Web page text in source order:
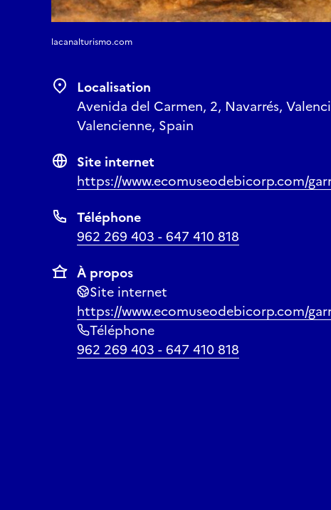
lacanalturismo.com
Localisation
Avenida del Carmen, 2, Navarrés,
Valencienne, Spain
Site internet
https://www.ecomuseodebicorp.com/
Téléphone
962 269 403 - 647 410 818
À propos
Site internet
https://www.ecomuseodebicorp.com/
Téléphone
962 269 403 - 647 410 818